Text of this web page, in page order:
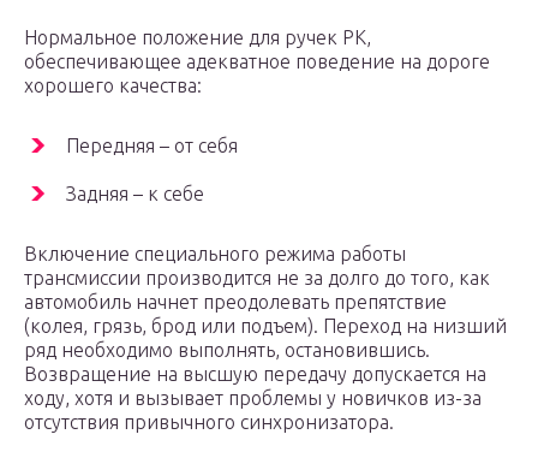
Нормальное положение для ручек РК,
обеспечивающее адекватное поведение на дороге
хорошего качества:
Передняя – от себя
Задняя – к себе
Включение специального режима работы
трансмиссии производится не за долго до того, как
автомобиль начнет преодолевать препятствие
(колея, грязь, брод или подъем). Переход на низший
ряд необходимо выполнять, остановившись.
Возвращение на высшую передачу допускается на
ходу, хотя и вызывает проблемы у новичков из-за
отсутствия привычного синхронизатора.